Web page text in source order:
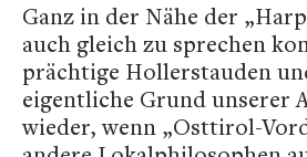
Ganz in der Nähe der
auch gleich zu sprechen
prächtige Hollerstauden
eigentliche Grund unserer
wieder, wenn „Osttirol-